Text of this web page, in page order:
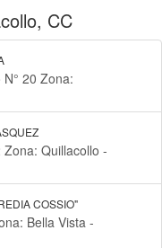
CC
20 Zona:
Quillacollo -
COSSIO"
Bella Vista -